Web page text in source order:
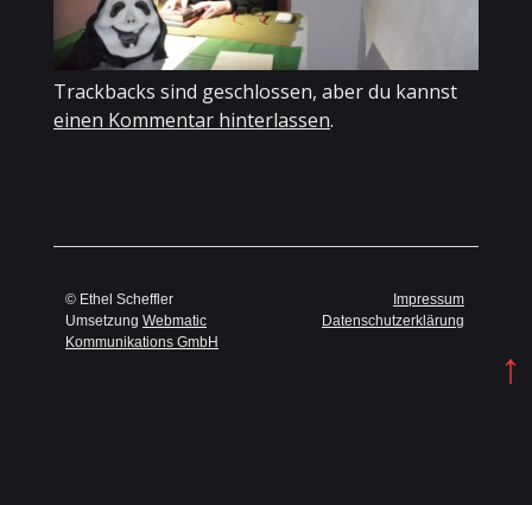
Trackbacks sind geschlossen, aber du kannst
einen Kommentar hinterlassen.
© Ethel Scheffler
UmsetzungWebmatic
Kommunikations GmbH
Impressum
Datenschutzerklärung
↑